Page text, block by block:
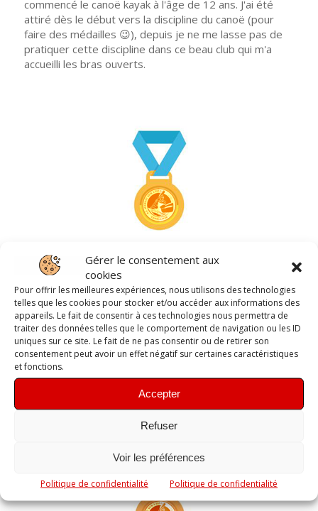
Gérer le consentement aux
cookies
Pour offrir les meilleures expériences, nous utilisons des technologies
telles que les cookies pour stocker et/ou accéder aux informations des
appareils. Le fait de consentir à ces technologies nous permettra de
traiter des données telles que le comportement de navigation ou les ID
uniques sur ce site. Le fait de ne pas consentir ou de retirer son
consentement peut avoir un effet négatif sur certaines caractéristiques
et fonctions.
Accepter
Refuser
Voir les préférences
Politique de confidentialité Politique de confidentialité
commencé le canoë kayak à l'âge de 12 ans. J'ai été
attiré dès le début vers la discipline du canoë (pour
faire des médailles 😉), depuis je ne me lasse pas de
pratiquer cette discipline dans ce beau club qui m'a
accueilli les bras ouverts.
1
0